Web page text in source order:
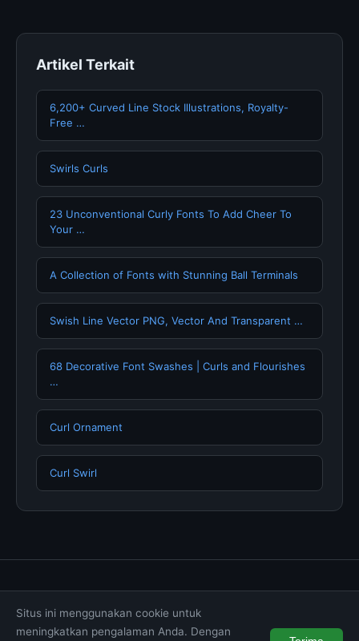
Artikel Terkait
6,200+ Curved Line Stock Illustrations, Royalty-
Free …
Swirls Curls
23 Unconventional Curly Fonts To Add Cheer To
Your …
A Collection of Fonts with Stunning Ball Terminals
Swish Line Vector PNG, Vector And Transparent …
68 Decorative Font Swashes | Curls and Flourishes
…
Curl Ornament
Curl Swirl
Syarat & Ketentuan
Situs ini menggunakan cookie untuk
meningkatkan pengalaman Anda. Dengan